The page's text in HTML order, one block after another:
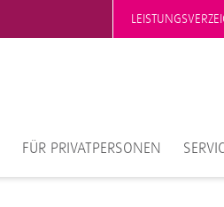
FÜR PRIVATPERSONEN